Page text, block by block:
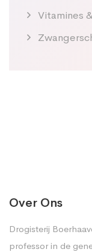
Vitamines
Over Ons
Drogisterij
professor in de